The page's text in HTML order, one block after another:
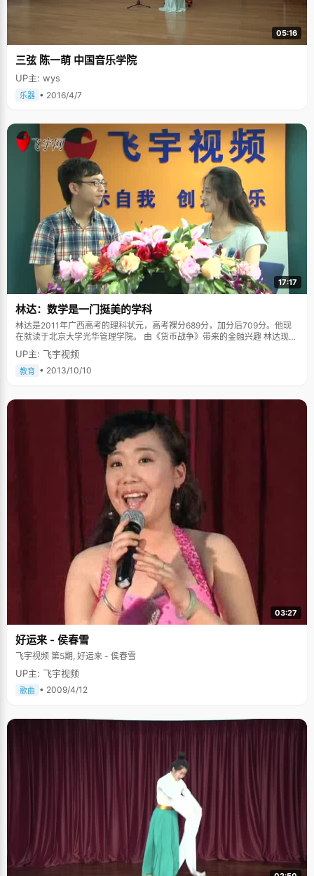
05:16
三弦 陈一萌 中国音乐学院
UP主: wys
乐器 • 2016/4/7
17:17
林达：数学是一门挺美的学科
林达是2011年广西高考的理科状元，高考裸分689分，加分后709分。他现
在就读于北京大学光华管理学院。 由《货币战争》带来的金融兴趣 林达现在
是北京大学光华管理学院大二的一名学生，能够学习金融学的专业，也是他
一直的梦想。在高中的时候，林达读了这本曾红极一时的《货币战争》，这
本书神奇的描写和生动的语言，深深地影响了林达，让他开始对金融专业感
学类的书籍，他最喜欢的作家是村上春树。他印象中第一次特别认真的读一
本书是在初二的时候，一个很偶然的机会，他在书店看到了《海边的卡夫
卡》这本书，便立即被书的封面吸引。回到家之后，已经是傍晚的5、6
点。"我印象特别深，吃过饭之后大概是7点，一直看了四个多小时。这本书
的故事情节特别的引人入胜，一看下去就停不下来。"从这之后，他也陆陆续
续看了村上春树的很多书，比如《挪威的森林》和《1Q84》，除此之外，受
到了村上春树的影响，他还阅读了菲茨杰拉德的《了不起的盖茨比》。对于
阅读了这些书籍之后有哪些收获，林达这样告诉我们："这些书教会我如何去
思考问题，更根本的事情是如何去看待这个世界，这些是非常难以替代的作
来数学是一门挺美的学科。"小的时候，我父亲给我推荐了一本书叫做《什么
是数学》，它从数学的起源讲起，把数学的本质展现给了大家，这本书让我
一直参加数学竞赛的动力。"除了受这本书影响，除此之外，林达的数学老师
也深深影响了他。"他是我的高中老师，他真的很热爱数学，每次去办公室找
他，他都会与我分享他最近看了哪些数学的著作，有了解哪些理论等等，他
对数学的这种热爱，真的很影响我。" 骑行去旅游 收获颇丰 林达以前非常喜
欢运动，他参加足球队，参加比赛；心情不好的时候最喜欢到操场去。然
而，现在当问起林达他最遗憾的事情是什么，他羞涩的笑了笑，"最遗憾的事
很遗憾。" 说起最刺激的事，林达告诉了我们他和朋友们骑车去广西北海旅行
的故事，三个大男生，没有任何骑行经验，却敢于上路，一路上风风雨雨，
经历最多的事情反而是——修自行车。这一路上，不仅锻炼了他们的意志品
质，还让他们的修车技术有了很大的提升，林达笑着与我们分享。 采访结
束，林达给我们的感觉就像一个绅士，总是很安静的微笑着，他告诉我们接
下来可能要到英国留学，愿林达同学能够在英国能够取得更多的进步。
UP主: 飞宇视频
教育 • 2013/10/10
03:27
好运来 - 侯春雪
飞宇视频 第5期, 好运来 - 侯春雪
UP主: 飞宇视频
歌曲 • 2009/4/12